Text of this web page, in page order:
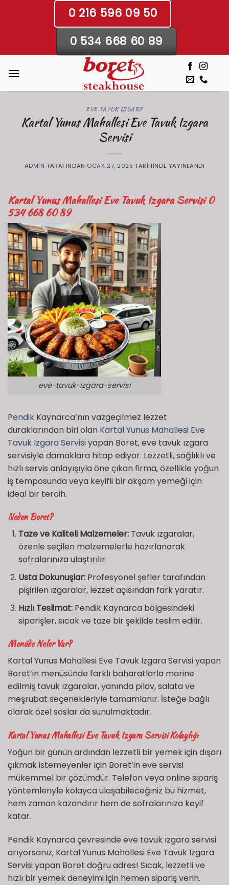
0 216 596 09 50
0 534 668 60 89
EVE TAVUK IZGARA
Kartal Yunus Mahallesi Eve Tavuk Izgara
Servisi
ADMIN TARAFINDAN OCAK 27, 2025 TARIHINDE YAYINLANDI
Kartal Yunus Mahallesi Eve Tavuk Izgara Servisi0
534 668 60 89
eve-tavuk-izgara-servisi
Pendik Kaynarca’nın vazgeçilmez lezzet
duraklarından biri olan Kartal Yunus Mahallesi Eve
Tavuk Izgara Servisiyapan Boret, eve tavuk ızgara
servisiyle damaklara hitap ediyor. Lezzetli, sağlıklı ve
hızlı servis anlayışıyla öne çıkan firma, özellikle yoğun
iş temposunda veya keyifli bir akşam yemeği için
ideal bir tercih.
Neden Boret?
Taze ve Kaliteli Malzemeler:Tavuk ızgaralar,
özenle seçilen malzemelerle hazırlanarak
sofralarınıza ulaştırılır.
Usta Dokunuşlar:Profesyonel şefler tarafından
pişirilen ızgaralar, lezzet açısından fark yaratır.
Hızlı Teslimat:Pendik Kaynarca bölgesindeki
siparişler, sıcak ve taze bir şekilde teslim edilir.
Menüde Neler Var?
Kartal Yunus Mahallesi Eve Tavuk Izgara Servisi yapan
Boret’in menüsünde farklı baharatlarla marine
edilmiş tavuk ızgaralar, yanında pilav, salata ve
meşrubat seçenekleriyle tamamlanır. İsteğe bağlı
olarak özel soslar da sunulmaktadır.
Kartal Yunus Mahallesi Eve Tavuk Izgara Servisi Kolaylığı
Yoğun bir günün ardından lezzetli bir yemek için dışarı
çıkmak istemeyenler için Boret’in eve servisi
mükemmel bir çözümdür. Telefon veya online sipariş
yöntemleriyle kolayca ulaşabileceğiniz bu hizmet,
hem zaman kazandırır hem de sofralarınıza keyif
katar.
Pendik Kaynarca çevresinde eve tavuk ızgara servisi
arıyorsanız, Kartal Yunus Mahallesi Eve Tavuk Izgara
Servisi yapan Boret doğru adres! Sıcak, lezzetli ve
hızlı bir yemek deneyimi için hemen sipariş verin.